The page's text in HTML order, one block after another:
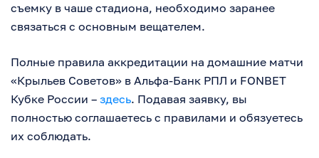
съемку в чаше стадиона, необходимо заранее
связаться с основным вещателем.
Полные правила аккредитации на домашние матчи
«Крыльев Советов» в Альфа-Банк РПЛ и FONBET
Кубке России – здесь. Подавая заявку, вы
полностью соглашаетесь с правилами и обязуетесь
их соблюдать.